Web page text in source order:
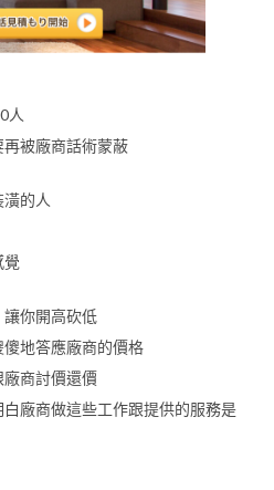
人
被廠商話術蒙蔽
的人
覺
你開高砍低
地答應廠商的價格
廠商討價還價
廠商做這些工作跟提供的服務是